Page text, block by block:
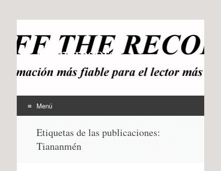
offtherecord
OTR
Menú
contenido
Etiquetas de las publicaciones:
Tiananmén